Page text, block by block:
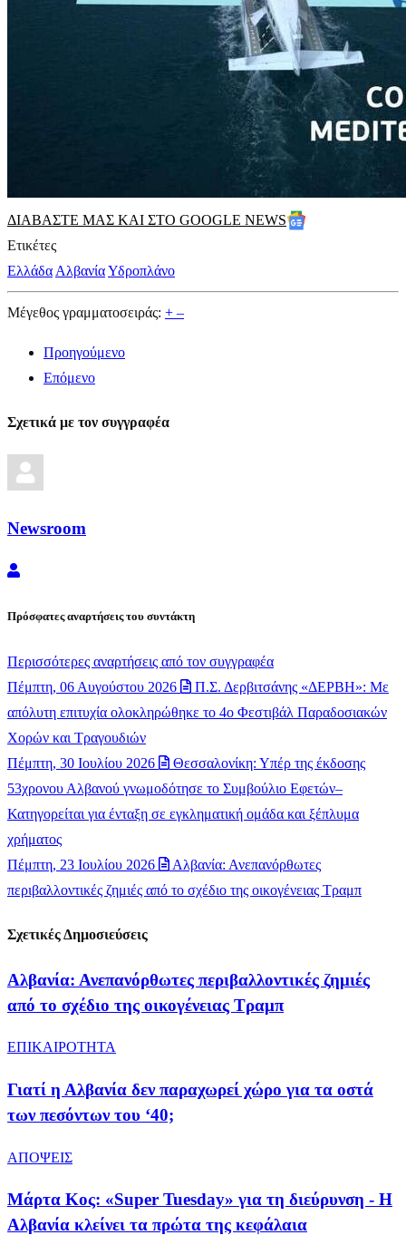
ΔΙΑΒΑΣΤΕ ΜΑΣ ΚΑΙ ΣΤΟ GOOGLE NEWS
Ετικέτες
Ελλάδα ΑλβανίαΥδροπλάνο
Μέγεθος γραμματοσειράς: + –
Προηγούμενο
Επόμενο
Σχετικά με τον συγγραφέα
Newsroom
Newsroom
Πρόσφατες αναρτήσεις του συντάκτη
Περισσότερες αναρτήσεις από τον συγγραφέα
Πέμπτη, 06 Αυγούστου 2026
Π.Σ. Δερβιτσάνης «ΔΕΡΒΗ»: Με
απόλυτη επιτυχία ολοκληρώθηκε το 4ο Φεστιβάλ Παραδοσιακών
Χορών και Τραγουδιών
Πέμπτη, 30 Ιουλίου 2026
Θεσσαλονίκη: Υπέρ της έκδοσης
53χρονου Αλβανού γνωμοδότησε το Συμβούλιο Εφετών–
Κατηγορείται για ένταξη σε εγκληματική ομάδα και ξέπλυμα
χρήματος
Πέμπτη, 23 Ιουλίου 2026
Αλβανία: Ανεπανόρθωτες
περιβαλλοντικές ζημιές από το σχέδιο της οικογένειας Τραμπ
Σχετικές Δημοσιεύσεις
Αλβανία: Ανεπανόρθωτες περιβαλλοντικές ζημιές
από το σχέδιο της οικογένειας Τραμπ
ΕΠΙΚΑΙΡΟΤΗΤΑ
Γιατί η Αλβανία δεν παραχωρεί χώρο για τα οστά
των πεσόντων του ‘40;
ΑΠΟΨΕΙΣ
Μάρτα Κος: «Super Tuesday» για τη διεύρυνση - Η
Αλβανία κλείνει τα πρώτα της κεφάλαια